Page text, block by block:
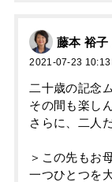
藤本 裕子
2021-07-23 10:13
二十歳の記念
その間も楽し
さらに、二人
＞この先もお
一つひとつを